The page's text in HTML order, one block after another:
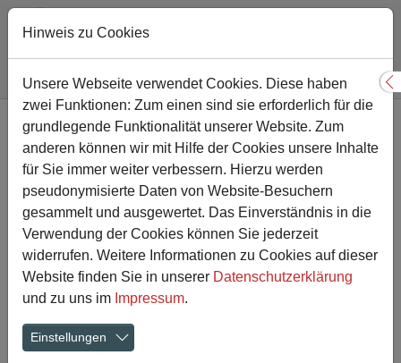
Zum Hauptinhalt springen
Sie sind hier:
Gesamtschule Nachricht
Sporthelfer helfen beim
Sportfest der Friedrich-
Ebert-Grundschule
14.12.2018 Aktuelles
Hinweis zu Cookies
Unsere Webseite verwendet Cookies. Diese haben
zwei Funktionen: Zum einen sind sie erforderlich für die
grundlegende Funktionalität unserer Website. Zum
anderen können wir mit Hilfe der Cookies unsere Inhalte
für Sie immer weiter verbessern. Hierzu werden
pseudonymisierte Daten von Website-Besuchern
gesammelt und ausgewertet. Das Einverständnis in die
Verwendung der Cookies können Sie jederzeit
widerrufen. Weitere Informationen zu Cookies auf dieser
Website finden Sie in unserer Datenschutzerklärung
und zu uns im Impressum.
Einstellungen